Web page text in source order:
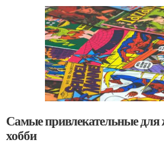
Самые привлекательные
хобби